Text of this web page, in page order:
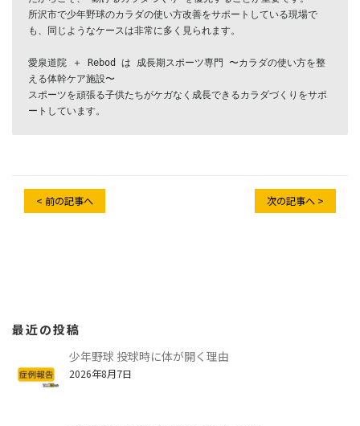
所沢市で少年野球のカラダの使い方改善をサポートしている現場で
も、同じようなケースは非常に多く見られます。
愛泉道院 ＋ Rebod は 成長期スポーツ専門 〜カラダの使い方を整
える体幹ケア施設〜
スポーツを頑張る子供たちがケガなく成長できるカラダづくりをサポ
ートしています。
< 前の記事へ 次の記事へ >
最近の投稿
少年野球 投球時に体が開く理由
2026年8月7日